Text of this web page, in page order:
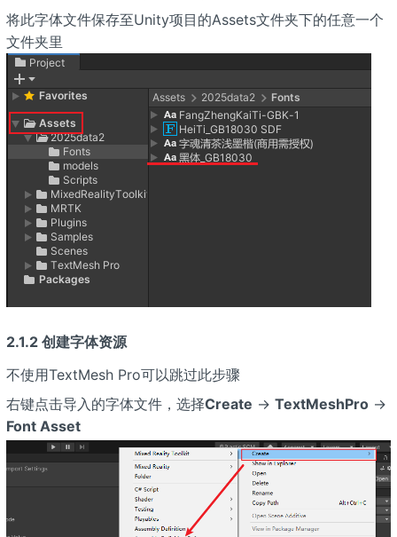
将此字体文件保存至Unity项目的Assets文件夹下的任意一个
文件夹里
2.1.2 创建字体资源
不使用TextMesh Pro可以跳过此步骤
右键点击导入的字体文件，选择Create → TextMeshPro→
Font Asset